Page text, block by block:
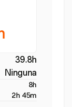
39.8h
Ninguna
8h
2h 45m